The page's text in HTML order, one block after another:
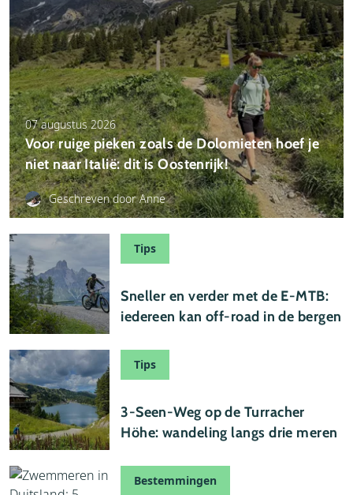
07 augustus 2026
Voor ruige pieken zoals de Dolomieten hoef je
niet naar Italië: dit is Oostenrijk!
Geschreven door Anne
Tips
Sneller en verder met de E-MTB:
iedereen kan off-road in de bergen
Tips
3-Seen-Weg op de Turracher
Höhe: wandeling langs drie meren
Bestemmingen